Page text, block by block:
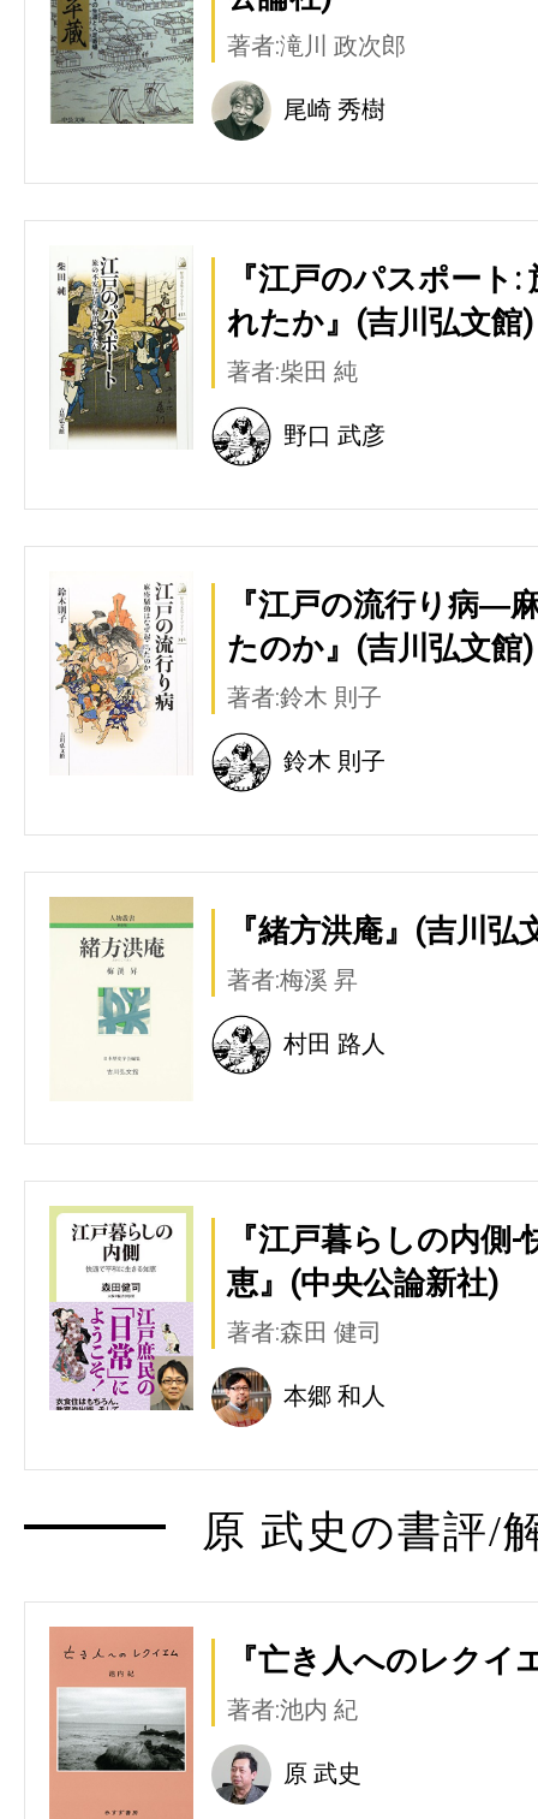
著者:滝川 政次郎
尾崎 秀樹
『江戸のパスポート
れたか』(吉川弘文館)
著者:柴田 純
野口 武彦
『江戸の流行り病―
たのか』(吉川弘文館)
著者:鈴木 則子
鈴木 則子
『緒方洪庵』(吉川弘
著者:梅溪 昇
村田 路人
『江戸暮らしの内側
恵』(中央公論新社)
著者:森田 健司
本郷 和人
原 武史の書評/
『亡き人へのレクイ
著者:池内 紀
原 武史